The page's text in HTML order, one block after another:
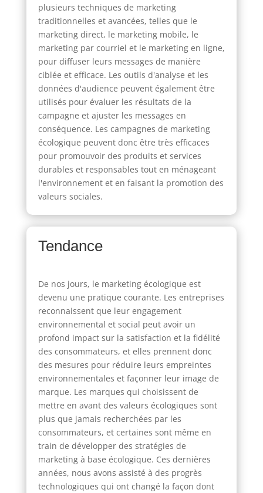
plusieurs techniques de marketing
traditionnelles et avancées, telles que le
marketing direct, le marketing mobile, le
marketing par courriel et le marketing en ligne,
pour diffuser leurs messages de manière
ciblée et efficace. Les outils d'analyse et les
données d'audience peuvent également être
utilisés pour évaluer les résultats de la
campagne et ajuster les messages en
conséquence. Les campagnes de marketing
écologique peuvent donc être très efficaces
pour promouvoir des produits et services
durables et responsables tout en ménageant
l'environnement et en faisant la promotion des
valeurs sociales.
Tendance
De nos jours, le marketing écologique est
devenu une pratique courante. Les entreprises
reconnaissent que leur engagement
environnemental et social peut avoir un
profond impact sur la satisfaction et la fidélité
des consommateurs, et elles prennent donc
des mesures pour réduire leurs empreintes
environnementales et façonner leur image de
marque. Les marques qui choisissent de
mettre en avant des valeurs écologiques sont
plus que jamais recherchées par les
consommateurs, et certaines sont même en
train de développer des stratégies de
marketing à base écologique. Ces dernières
années, nous avons assisté à des progrès
technologiques qui ont changé la façon dont